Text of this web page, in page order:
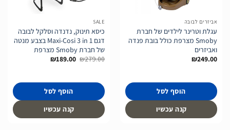
אביזרים לבובה
עגלת וטרינר לילדים של חברת
Smoby מצרפת כולל בובת פנדה
ואביזרים
₪249.00
הוסף לסל
קנה עכשיו
SALE
כיסא תינוק, נדנדה וסלקל לבובה
דגם Maxi-Cosi 3 in 1 בצבע מנטה
של חברת Smoby מצרפת
₪279.00 המחיר
המקורי
₪189.00 המחיר
הוסף לסל
קנה עכשיו